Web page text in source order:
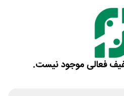
فعالی موجود نیست.